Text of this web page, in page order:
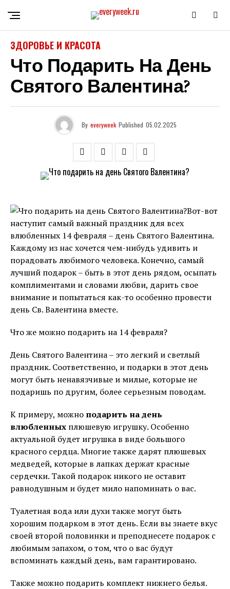
ЗДОРОВЬЕ И КРАСОТА
Что Подарить На День
Святого Валентина?
By everyweek Published 05.02.2025
Вот-вот
наступит самый важный праздник для всех
влюбленных 14 февраля – день Святого Валентина.
Каждому из нас хочется чем-нибудь удивить и
порадовать любимого человека. Конечно, самый
лучший подарок – быть в этот день рядом, осыпать
комплиментами и словами любви, дарить свое
внимание и попытаться как-то особенно провести
день Св. Валентина вместе.
Что же можно подарить на 14 февраля?
День Святого Валентина – это легкий и светлый
праздник. Соответственно, и подарки в этот день
могут быть ненавязчивые и милые, которые не
подаришь по другим, более серьезным поводам.
К примеру, можно подарить на день
влюбленных плюшевую игрушку. Особенно
актуальной будет игрушка в виде большого
красного сердца. Многие также дарят плюшевых
медведей, которые в лапках держат красные
сердечки. Такой подарок никого не оставит
равнодушным и будет мило напоминать о вас.
Туалетная вода или духи также могут быть
хорошим подарком в этот день. Если вы знаете вкус
своей второй половинки и преподнесете подарок с
любимым запахом, о том, что о вас будут
вспоминать каждый день, вам гарантировано.
Также можно подарить комплект нижнего белья.